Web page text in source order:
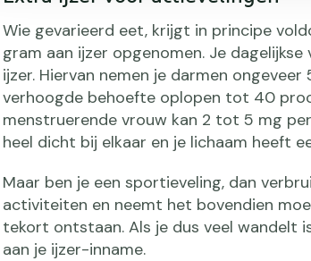
Wie gevarieerd eet, krijgt in principe
gram aan ijzer opgenomen. Je
ijzer. Hiervan nemen je darmen
verhoogde behoefte oplopen tot 40
menstruerende vrouw kan 2 tot 5 mg
heel dicht bij elkaar en je lichaam heeft
Maar ben je een sportieveling, dan
activiteiten en neemt het bovendien
tekort ontstaan. Als je dus veel wandelt
aan je ijzer-inname.